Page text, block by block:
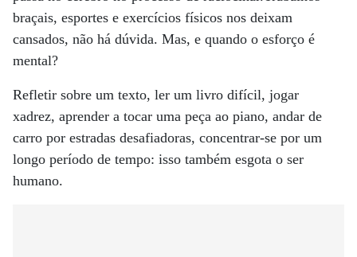
braçais, esportes e exercícios físicos nos deixam
cansados, não há dúvida. Mas, e quando o esforço é
mental?
Refletir sobre um texto, ler um livro difícil, jogar
xadrez, aprender a tocar uma peça ao piano, andar de
carro por estradas desafiadoras, concentrar-se por um
longo período de tempo: isso também esgota o ser
humano.